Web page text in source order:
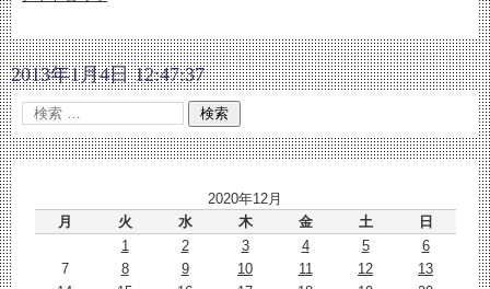
2013年1月4日 12:47:37
2020年12月
月
火 水 木 金 土
日
1
2 3 4 5
6
7
8 9 10 11 12
13